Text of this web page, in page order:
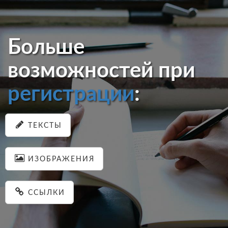
Больше
возможностей при
регистрации:
ТЕКСТЫ
ИЗОБРАЖЕНИЯ
ССЫЛКИ